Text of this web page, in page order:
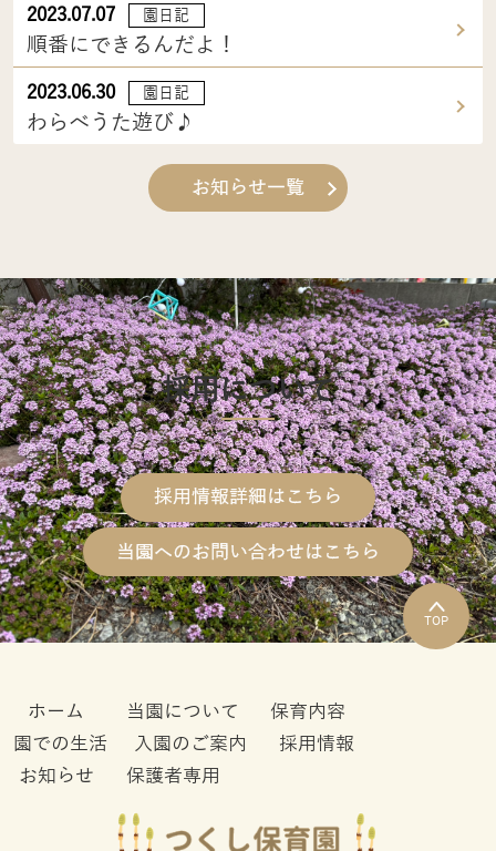
2023.07.07 園日記
順番にできるんだよ！
2023.06.30 園日記
わらべうた遊び♪
お知らせ一覧
採用について
採用情報詳細はこちら
当園へのお問い合わせはこちら
TOP
ホーム 当園について
保育内容
園での生活
入園のご案内
採用情報
お知らせ
保護者専用